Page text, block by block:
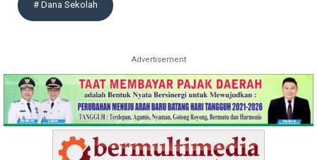
# Dana Sekolah
Advertisement